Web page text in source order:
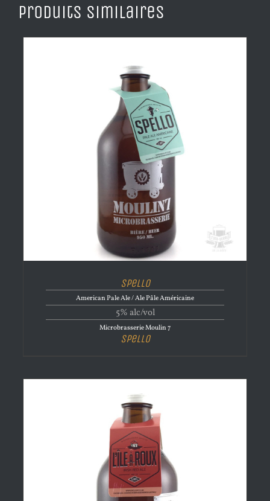
Produits similaires
Spello
American Pale Ale / Ale Pâle Américaine
5% alc/vol
Microbrasserie Moulin 7
Spello